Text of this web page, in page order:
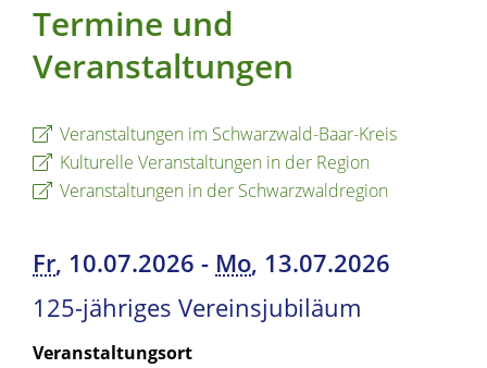
Termine und
Veranstaltungen
Veranstaltungen im Schwarzwald-Baar-Kreis
Kulturelle Veranstaltungen in der Region
Veranstaltungen in der Schwarzwaldregion
Fr, 10.07.2026 - Mo, 13.07.2026
125-jähriges Vereinsjubiläum
Veranstaltungsort